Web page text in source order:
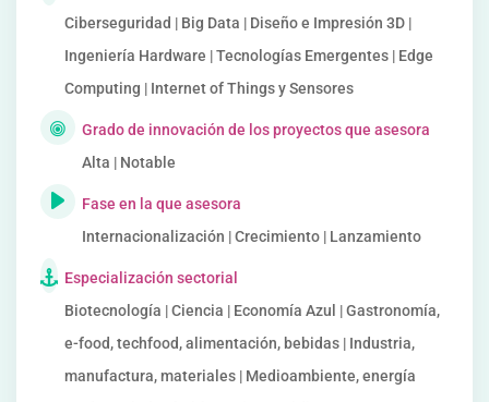
Ciberseguridad | Big Data | Diseño e Impresión 3D |
Ingeniería Hardware | Tecnologías Emergentes | Edge
Computing | Internet of Things y Sensores
Grado de innovación de los proyectos que asesora
Alta | Notable
Fase en la que asesora
Internacionalización | Crecimiento | Lanzamiento
Especialización sectorial
Biotecnología | Ciencia | Economía Azul | Gastronomía,
e-food, techfood, alimentación, bebidas | Industria,
manufactura, materiales | Medioambiente, energía